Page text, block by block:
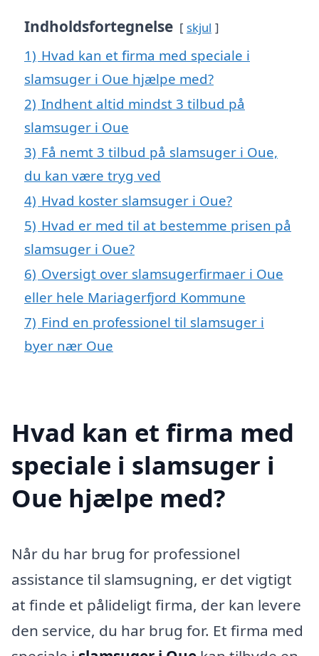
Indholdsfortegnelse skjul
1) Hvad kan et firma med speciale i
slamsuger i Oue hjælpe med?
2) Indhent altid mindst 3 tilbud på
slamsuger i Oue
3) Få nemt 3 tilbud på slamsuger i Oue,
du kan være tryg ved
4) Hvad koster slamsuger i Oue?
5) Hvad er med til at bestemme prisen på
slamsuger i Oue?
6) Oversigt over slamsugerfirmaer i Oue
eller hele Mariagerfjord Kommune
7) Find en professionel til slamsuger i
byer nær Oue
Hvad kan et firma med
speciale i slamsuger i
Oue hjælpe med?
Når du har brug for professionel
assistance til slamsugning, er det vigtigt
at finde et pålideligt firma, der kan levere
den service, du har brug for. Et firma med